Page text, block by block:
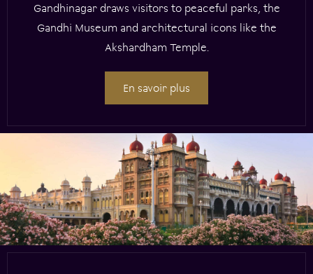
Gandhinagar draws visitors to peaceful parks, the
Gandhi Museum and architectural icons like the
Akshardham Temple.
En savoir plus